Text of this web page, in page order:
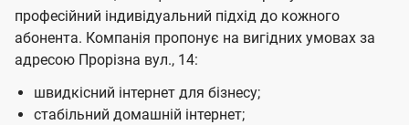
професійний індивідуальний підхід до кожного
абонента. Компанія пропонує на вигідних умовах за
адресою Прорізна вул., 14:
швидкісний інтернет для бізнесу;
стабільний домашній інтернет;